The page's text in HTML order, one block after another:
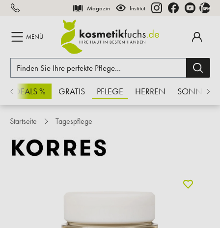
springen Magazin Institut
MENÜ
% GRATIS PFLEGE HERREN SONNE
Startseite Tagespflege